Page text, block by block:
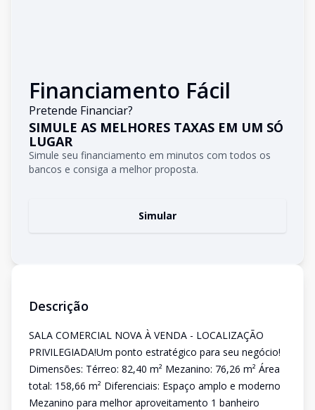
Financiamento Fácil
Pretende Financiar?
SIMULE AS MELHORES TAXAS EM UM SÓ
LUGAR
Simule seu financiamento em minutos com todos os
bancos e consiga a melhor proposta.
Simular
Descrição
SALA COMERCIAL NOVA À VENDA - LOCALIZAÇÃO
PRIVILEGIADA!Um ponto estratégico para seu negócio!
Dimensões: Térreo: 82,40 m² Mezanino: 76,26 m² Área
total: 158,66 m² Diferenciais: Espaço amplo e moderno
Mezanino para melhor aproveitamento 1 banheiro